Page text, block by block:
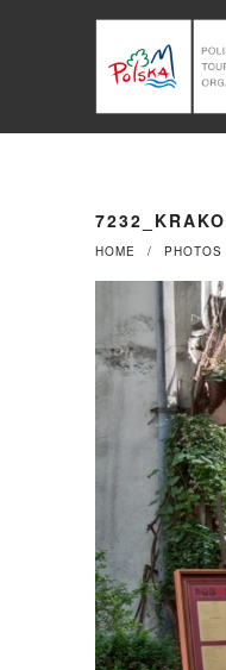
HOME PHOTOS
Panel zarządzania